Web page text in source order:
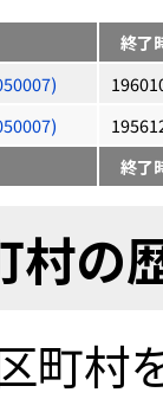
終了
終了
村の
町村